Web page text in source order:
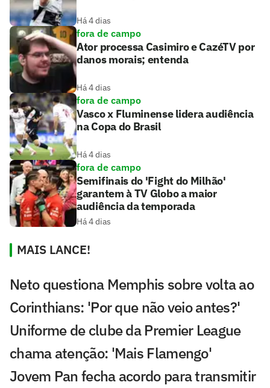
Há 4 dias
fora de campo
Ator processa Casimiro e CazéTV por
danos morais; entenda
Há 4 dias
fora de campo
Vasco x Fluminense lidera audiência
na Copa do Brasil
Há 4 dias
fora de campo
Semifinais do 'Fight do Milhão'
garantem à TV Globo a maior
audiência da temporada
Há 4 dias
MAIS LANCE!
Neto questiona Memphis sobre volta ao
Corinthians: 'Por que não veio antes?'
Uniforme de clube da Premier League
chama atenção: 'Mais Flamengo'
Jovem Pan fecha acordo para transmitir